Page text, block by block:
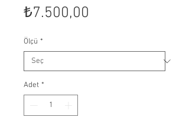
₺7.500,00
Ölçü *
Adet *